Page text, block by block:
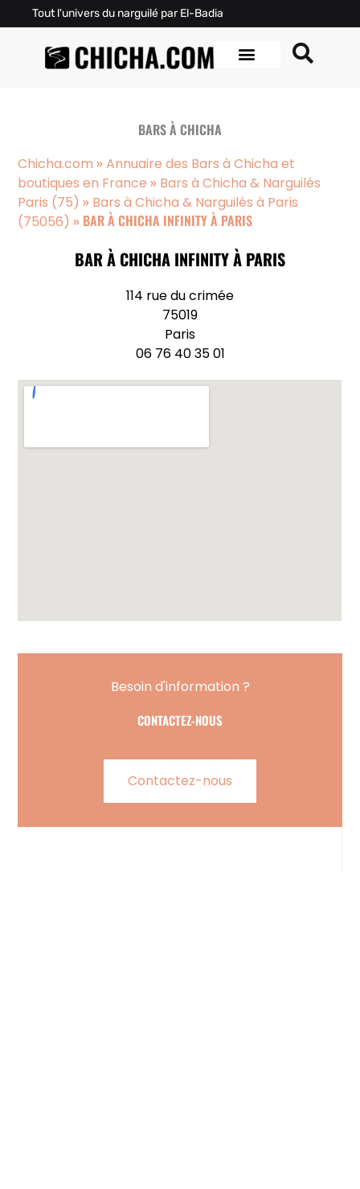
Tout l'univers du narguilé par El-Badia
BARS À CHICHA
Chicha.com »Annuaire des Bars à Chicha et
boutiques en France » Bars à Chicha & Narguilés
Paris (75) » Bars à Chicha & Narguilés à Paris
(75056) » BAR À CHICHA INFINITY À PARIS
BAR À CHICHA INFINITY À PARIS
114 rue du crimée
75019
Paris
06 76 40 35 01
Besoin d'information ?
CONTACTEZ-NOUS
Contactez-nous